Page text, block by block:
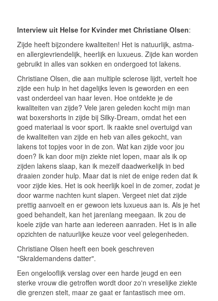
Interview uit Helse for Kvinder met Christiane Olsen:
Zijde heeft bijzondere kwaliteiten! Het is natuurlijk, astma-
en allergievriendelijk, heerlijk en luxueus. Zijde kan worden
gebruikt in alles van sokken en ondergoed tot lakens.
Christiane Olsen, die aan multiple sclerose lijdt, vertelt hoe
zijde een hulp in het dagelijks leven is geworden en een
vast onderdeel van haar leven. Hoe ontdekte je de
kwaliteiten van zijde? Vele jaren geleden kocht mijn man
wat boxershorts in zijde bij Silky-Dream, omdat het een
goed materiaal is voor sport. Ik raakte snel overtuigd van
de kwaliteiten van zijde en heb van alles gekocht, van
lakens tot topjes voor in de zon. Wat kan zijde voor jou
doen? Ik kan door mijn ziekte niet lopen, maar als ik op
zijden lakens slaap, kan ik mezelf daadwerkelijk in bed
draaien zonder hulp. Maar dat is niet de enige reden dat ik
voor zijde kies. Het is ook heerlijk koel in de zomer, zodat je
door warme nachten kunt slapen. Vergeet niet dat zijde
prettig aanvoelt en er gewoon iets luxueus aan is. Als je het
goed behandelt, kan het jarenlang meegaan. Ik zou de
koele zijde van harte aan iedereen aanraden. Het is in alle
opzichten de natuurlijke keuze voor veel gelegenheden.
Christiane Olsen heeft een boek geschreven
"Skraldemandens datter".
Een ongelooflijk verslag over een harde jeugd en een
sterke vrouw die getroffen wordt door zo'n vreselijke ziekte
die grenzen stelt, maar ze gaat er fantastisch mee om.